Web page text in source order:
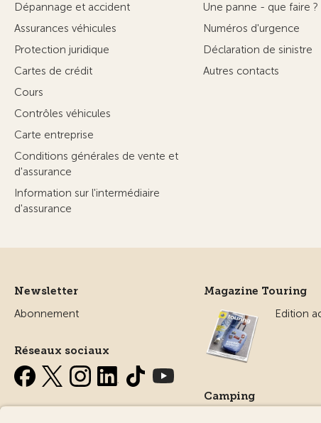
Dépannage et accident
Assurances véhicules
Protection juridique
Cartes de crédit
Cours
Contrôles véhicules
Carte entreprise
Conditions générales de vente et
d'assurance
Information sur l'intermédiaire
d'assurance
Une panne - que faire ?
Numéros d'urgence
Déclaration de sinistre
Autres contacts
Newsletter
Abonnement
Réseaux sociaux
Magazine Touring
Edition
Camping